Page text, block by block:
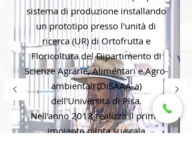
sistema di produzione installando
un prototipo presso l'unità di
ricerca (UR) di Ortofrutta e
Floricoltura del Dipartimento di
Scienze Agrarie, Alimentari e Agro-
ambientali (DiSAAA-a)
dell'Università di Pisa.
Nell'anno 2018 realizza il primo
impianto pilota su scala